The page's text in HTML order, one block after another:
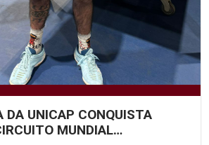
DA UNICAP CONQUISTA
MUNDIAL